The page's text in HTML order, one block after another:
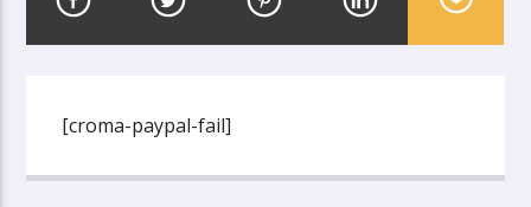
[croma-paypal-fail]